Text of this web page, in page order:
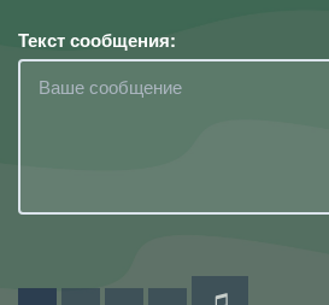
Текст сообщения: